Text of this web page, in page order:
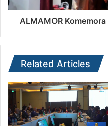
ALMAMOR
Related Articles